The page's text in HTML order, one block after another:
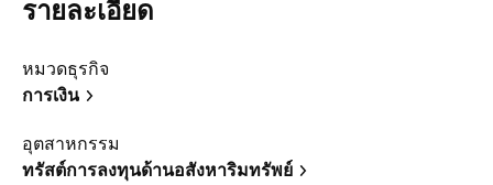
รายละเอียด
หมวดธุรกิจ
การเงิน
อุตสาหกรรม
ทรัสต์การลงทุนด้านอสังหาริมทรัพย์